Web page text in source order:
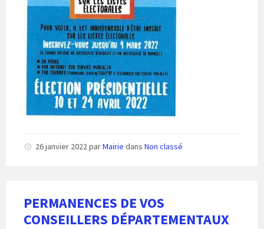
26 janvier 2022parMairie dans Non classé
PERMANENCES DE VOS
CONSEILLERS DÉPARTEMENTAUX